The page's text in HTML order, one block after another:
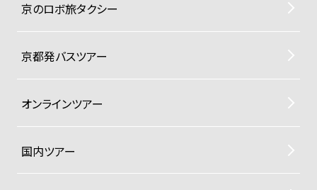
京のロボ旅タクシー
京都発バスツアー
オンラインツアー
国内ツアー